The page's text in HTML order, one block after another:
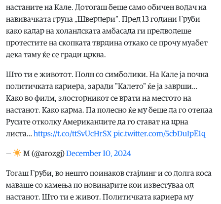
настаните на Кале. Дотогаш беше само обичен водач на
навивачката група „Шверцери“. Пред 13 години Груби
како кадар на холандската амбасада ги предводеше
протестите на скопката тврдина откако се прочу муабет
дека таму ќе се гради црква.
Што ти е животот. Полн со симболики. На Кале ја почна
политичката кариера, заради "Калето" ќе ја заврши…
Како во филм, злосторникот се врати на местото на
настанот. Како карма. Па полесно ќе му беше да го отепаа
Русите отколку Американците да го стават на црна
листа… https://t.co/ttSvUcHrSX pic.twitter.com/5cbDuIpE1q
— М (@arozgj)December 10, 2024
Тогаш Груби, во нешто поинаков стајлинг и со долга коса
маваше со камења по новинарите кои известуваа од
настанот. Што ти е живот. Политичката кариера му